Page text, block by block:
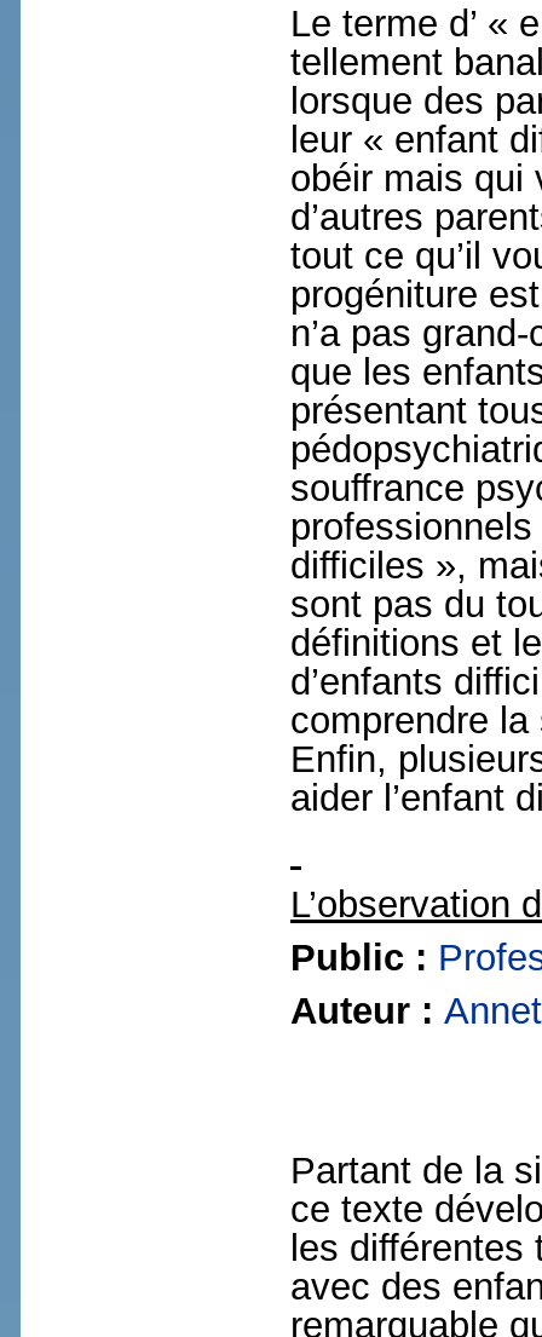
Le terme d’ «
tellement
lorsque des
leur « enfant
obéir mais qui
d’autres
tout ce qu’il
progéniture
n’a pas
que les
présentant
souffrance
professionnels
difficiles »,
sont pas du
définitions et
d’enfants
comprendre la
Enfin,
aider l’enfant
L’observation
Public :
Auteur :
Partant de la
ce texte
les différentes
avec des
remarquable